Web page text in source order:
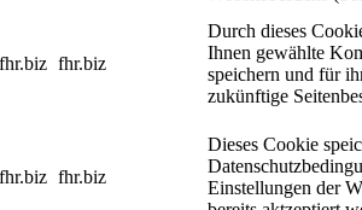
fhr.biz fhr.biz
Durch dieses
Ihnen gewählte
speichern und für
zukünftige
fhr.biz fhr.biz
Dieses Cookie
Einstellungen der